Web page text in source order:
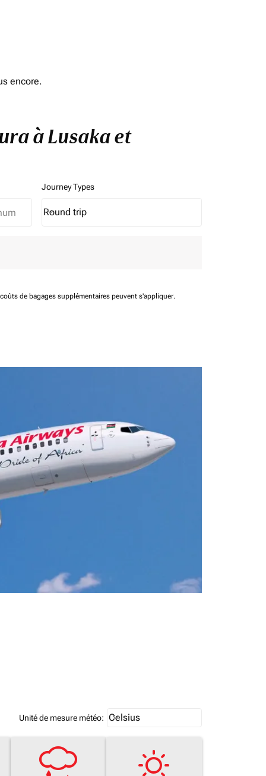
encore.
à Lusaka et
Journey Types
Journey Types option Round trip Selected
Round trip
keyboard_arrow_down
de bagages supplémentaires peuvent s'appliquer.
Unité de mesure météo: Weather unit option Celsius
Celsius
keyboard_arrow_down